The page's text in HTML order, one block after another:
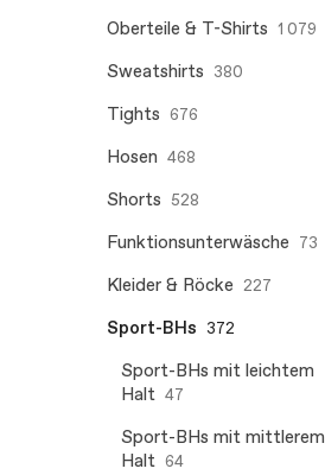
Oberteile & T-Shirts 1 079
Sweatshirts 380
Tights 676
Hosen 468
Shorts 528
Funktionsunterwäsche 73
Kleider & Röcke 227
Sport-BHs 372
Sport-BHs mit leichtem
Halt 47
Sport-BHs mit mittlerem
Halt 64